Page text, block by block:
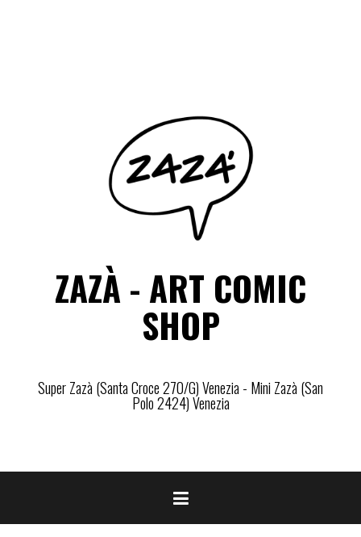
ZAZÀ - ART COMIC
SHOP
Super Zazà (Santa Croce 270/G) Venezia - Mini Zazà (San
Polo 2424) Venezia